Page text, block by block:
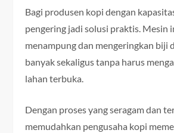
Bagi produsen kopi dengan
pengering jadi solusi praktis. Mesin
menampung dan mengeringkan biji
banyak sekaligus tanpa harus
lahan terbuka.
Dengan proses yang seragam dan
memudahkan pengusaha kopi